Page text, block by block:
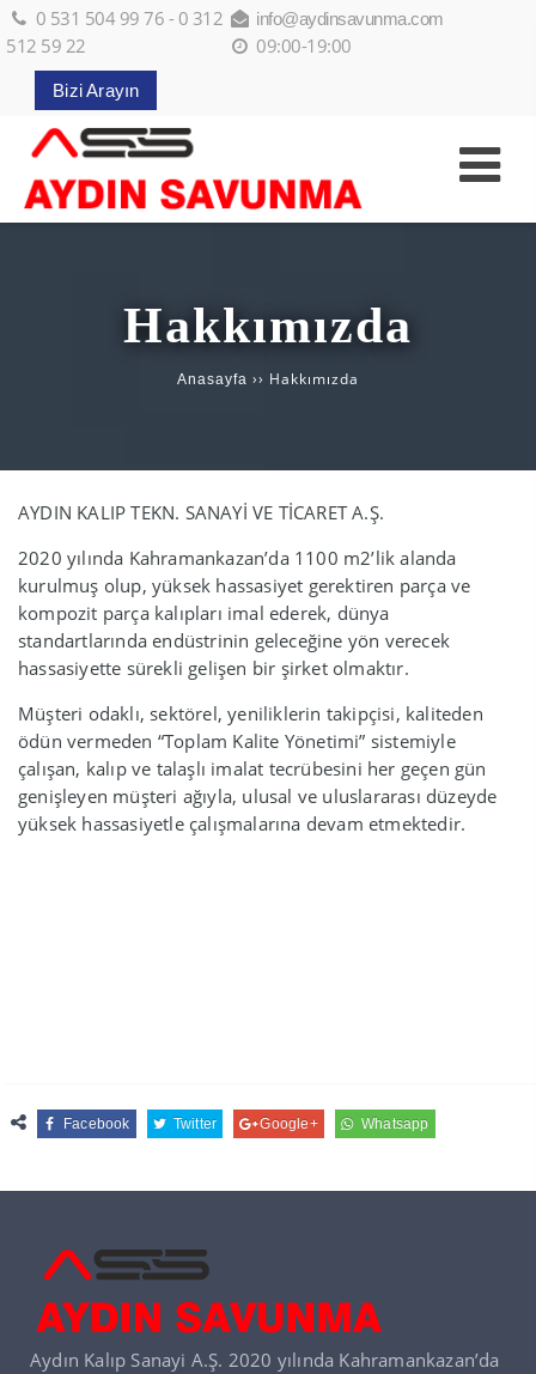
0 531 504 99 76 - 0 312
512 59 22
info@aydinsavunma.com
09:00-19:00
Bizi Arayın
Hakkımızda
Anasayfa ›› Hakkımızda
AYDIN KALIP TEKN. SANAYİ VE TİCARET A.Ş.
2020 yılında Kahramankazan’da 1100 m2’lik alanda
kurulmuş olup, yüksek hassasiyet gerektiren parça ve
kompozit parça kalıpları imal ederek, dünya
standartlarında endüstrinin geleceğine yön verecek
hassasiyette sürekli gelişen bir şirket olmaktır.
Müşteri odaklı, sektörel, yeniliklerin takipçisi, kaliteden
ödün vermeden “Toplam Kalite Yönetimi” sistemiyle
çalışan, kalıp ve talaşlı imalat tecrübesini her geçen gün
genişleyen müşteri ağıyla, ulusal ve uluslararası düzeyde
yüksek hassasiyetle çalışmalarına devam etmektedir.
Facebook Twitter Google+ Whatsapp
Aydın Kalıp Sanayi A.Ş. 2020 yılında Kahramankazan’da